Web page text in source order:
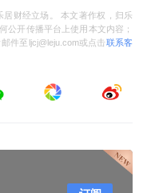
贵的叠墅要卖到
出点过硬的产品
区
单元
财经立场。 本文著作权，归乐
公开传播平台上使用本文内容；
件至ljcj@leju.com或点击联系客